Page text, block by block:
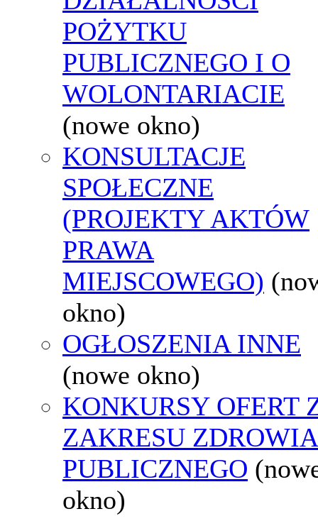
POŻYTKU
PUBLICZNEGO I O
WOLONTARIACIE
(nowe okno)
KONSULTACJE
SPOŁECZNE
(PROJEKTY AKTÓW
PRAWA
MIEJSCOWEGO)
okno)
OGŁOSZENIA INNE
(nowe okno)
KONKURSY OFERT
ZAKRESU ZDROWIA
PUBLICZNEGO
okno)